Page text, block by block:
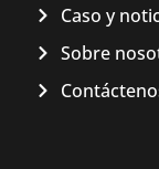
Caso y
Sobre